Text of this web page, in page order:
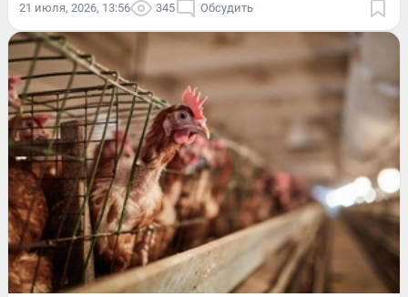
21 июля, 2026, 13:56 345 Обсудить